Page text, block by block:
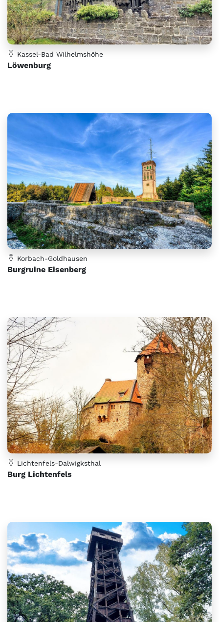
Kassel-Bad Wilhelmshöhe
Löwenburg
Korbach-Goldhausen
Burgruine Eisenberg
Lichtenfels-Dalwigksthal
Burg Lichtenfels